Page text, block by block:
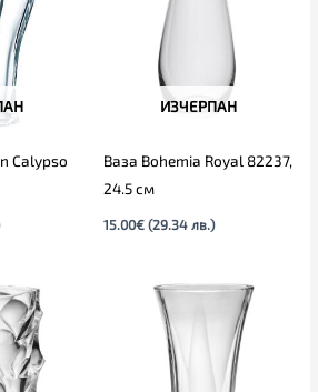
Calypso
ИЗЧЕРПАН
Ваза Bohemia Royal 82237,
24.5 см
15.00€ (29.34 лв.)